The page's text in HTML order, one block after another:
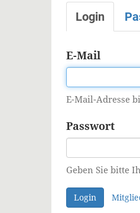
Primäre
Reiter
Login
E-Mail
E-Mail-Adresse
Passwort
Geben Sie bitte
Login